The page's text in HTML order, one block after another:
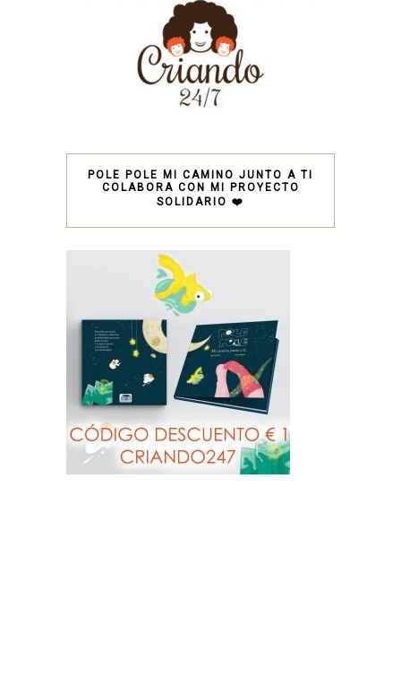
POLE POLE MI CAMINO JUNTO A TI
COLABORA CON MI PROYECTO
SOLIDARIO ❤️